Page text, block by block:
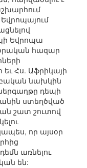
Եվրոպա
հազար
Հս. Աֆրիկայի
նախկին
դեպի
ստեղծված
շատ շուտով
որ այսօր
առնելու
են: